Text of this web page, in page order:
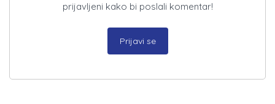
prijavljeni kako bi poslali komentar!
Prijavi se